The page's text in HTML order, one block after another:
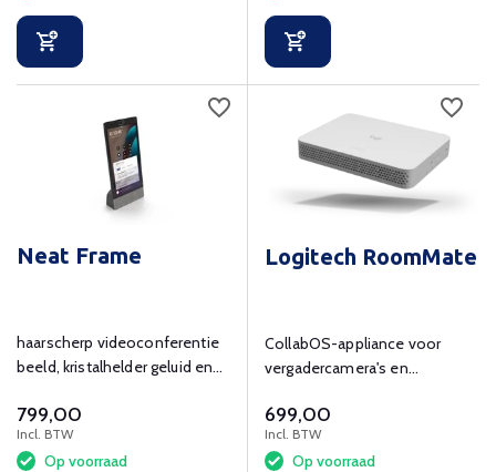
Neat Frame
haarscherp videoconferentie
beeld, kristalhelder geluid en
799,00
Incl. BTW
Op voorraad
Logitech RoomMate
CollabOS-appliance voor
vergadercamera's en
ruimteoplossingen
699,00
Incl. BTW
Op voorraad